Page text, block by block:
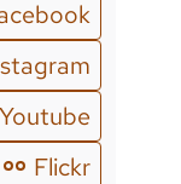
Youtube
Flickr